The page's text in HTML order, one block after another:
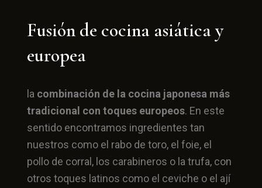
Fusión de cocina asiática y
europea
la combinación de la cocina japonesa más
tradicional con toques europeos. En este
sentido encontramos ingredientes tan
nuestros como el rabo de toro, el foie, el
pollo de corral, los carabineros o la trufa, con
otros toques latinos como el ceviche o el ají